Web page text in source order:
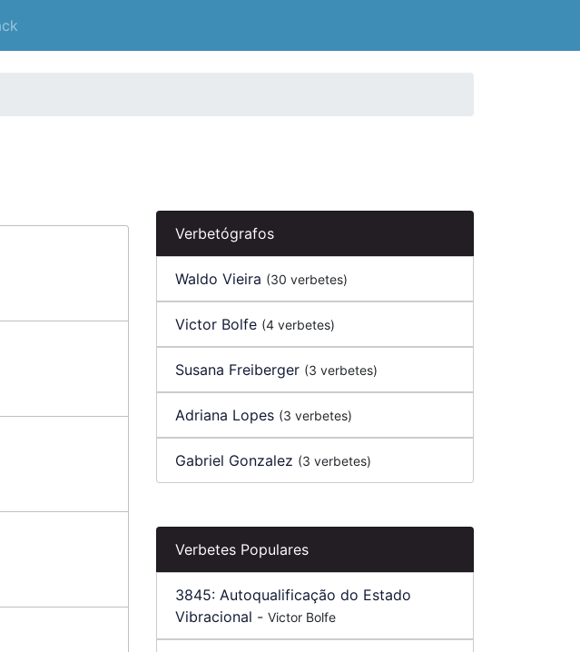
Verbetógrafos
Waldo Vieira (30 verbetes)
Victor Bolfe (4 verbetes)
Susana Freiberger (3 verbetes)
Adriana Lopes (3 verbetes)
Gabriel Gonzalez (3 verbetes)
Verbetes Populares
3845: Autoqualificação do Estado
Vibracional - Victor Bolfe